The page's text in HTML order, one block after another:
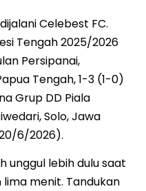
Celebest FC.
Tengah 2025/2026
Persipanai,
Tengah, 1-3 (1-0)
Grup DD Piala
Solo, Jawa
6/2026).
unggul lebih dulu saat
menit. Tandukan